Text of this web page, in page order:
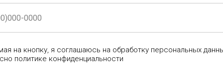
на кнопку, я соглашаюсь на обработку персональных
политике конфиденциальности